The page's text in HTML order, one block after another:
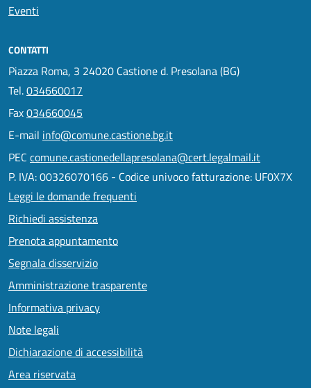
Eventi
CONTATTI
Piazza Roma, 3 24020 Castione d. Presolana (BG)
Tel.034660017
Fax034660045
E-mail info@comune.castione.bg.it
PEC comune.castionedellapresolana@cert.legalmail.it
P. IVA: 00326070166 - Codice univoco fatturazione: UF0X7X
Leggi le domande frequenti
Richiedi assistenza
Prenota appuntamento
Segnala disservizio
Amministrazione trasparente
Informativa privacy
Note legali
Dichiarazione di accessibilità
Area riservata